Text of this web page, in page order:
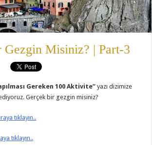
Gezgin Misiniz? | Part-3
Gereken 100 Aktivite”yazı dizimize
Gerçek bir gezgin misiniz?
tıklayın..
tıklayın..